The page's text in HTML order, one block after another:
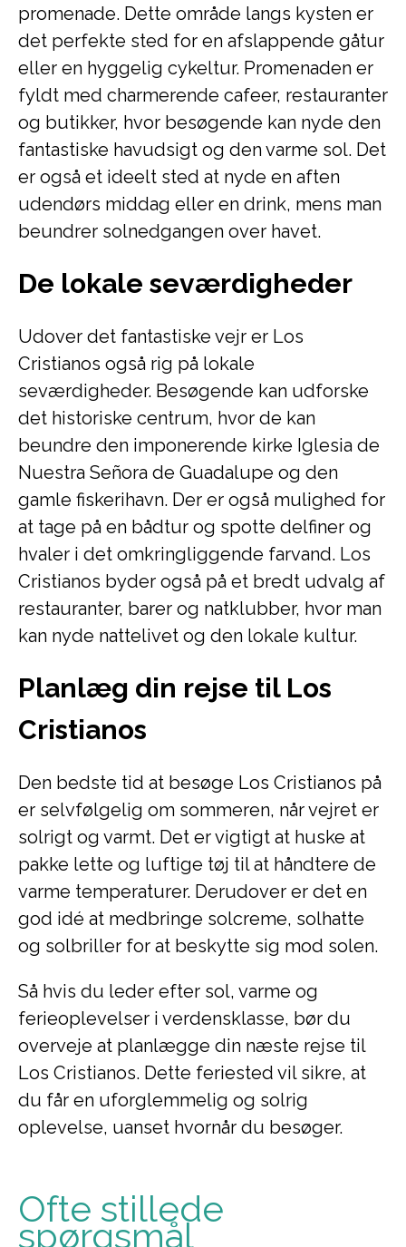
promenade. Dette område langs kysten er
det perfekte sted for en afslappende gåtur
eller en hyggelig cykeltur. Promenaden er
fyldt med charmerende cafeer, restauranter
og butikker, hvor besøgende kan nyde den
fantastiske havudsigt og den varme sol. Det
er også et ideelt sted at nyde en aften
udendørs middag eller en drink, mens man
beundrer solnedgangen over havet.
De lokale seværdigheder
Udover det fantastiske vejr er Los
Cristianos også rig på lokale
seværdigheder. Besøgende kan udforske
det historiske centrum, hvor de kan
beundre den imponerende kirke Iglesia de
Nuestra Señora de Guadalupe og den
gamle fiskerihavn. Der er også mulighed for
at tage på en bådtur og spotte delfiner og
hvaler i det omkringliggende farvand. Los
Cristianos byder også på et bredt udvalg af
restauranter, barer og natklubber, hvor man
kan nyde nattelivet og den lokale kultur.
Planlæg din rejse til Los
Cristianos
Den bedste tid at besøge Los Cristianos på
er selvfølgelig om sommeren, når vejret er
solrigt og varmt. Det er vigtigt at huske at
pakke lette og luftige tøj til at håndtere de
varme temperaturer. Derudover er det en
god idé at medbringe solcreme, solhatte
og solbriller for at beskytte sig mod solen.
Så hvis du leder efter sol, varme og
ferieoplevelser i verdensklasse, bør du
overveje at planlægge din næste rejse til
Los Cristianos. Dette feriested vil sikre, at
du får en uforglemmelig og solrig
oplevelse, uanset hvornår du besøger.
Ofte stillede
spørgsmål